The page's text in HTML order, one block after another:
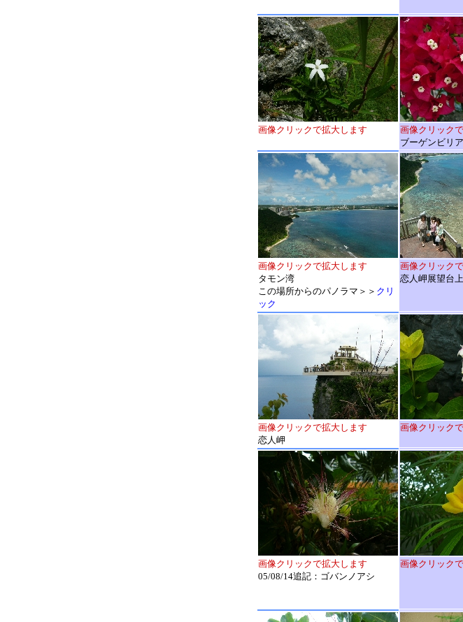
画像クリックで拡大します
画像クリック
ブーゲンビリア
画像クリックで拡大します
タモン湾
この場所からのパノラマ＞＞ クリ
ック
画像クリック
恋人岬展望台
画像クリックで拡大します
恋人岬
画像クリック
画像クリックで拡大します
05/08/14追記：ゴバンノアシ
画像クリック